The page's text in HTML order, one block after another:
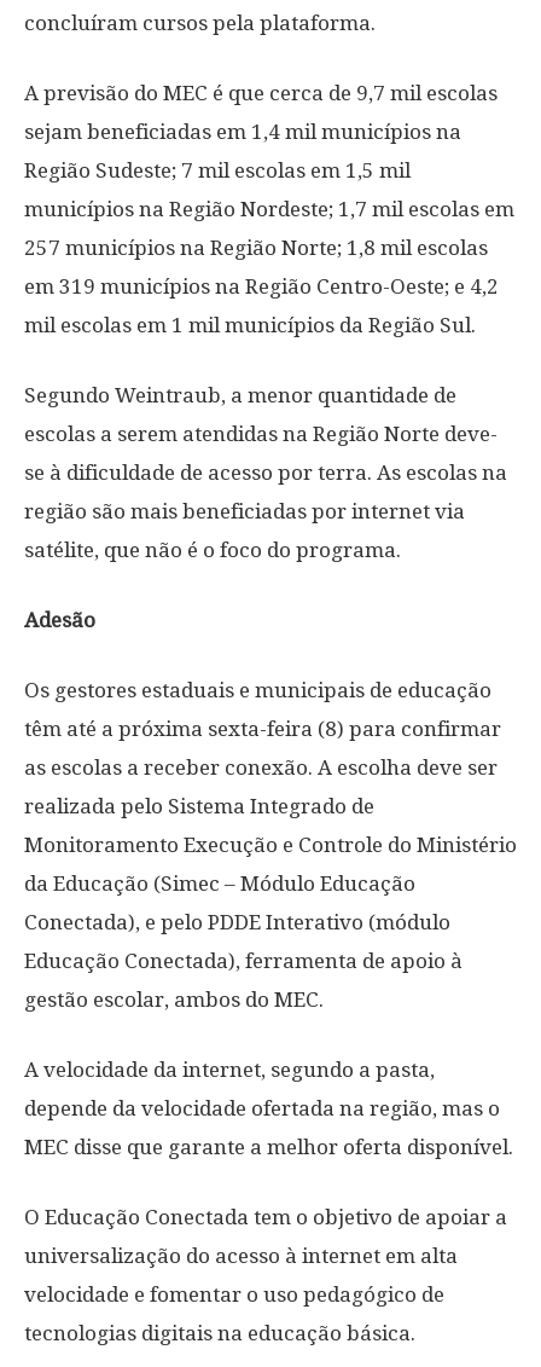
concluíram cursos pela plataforma.
A previsão do MEC é que cerca de 9,7 mil escolas
sejam beneficiadas em 1,4 mil municípios na
Região Sudeste; 7 mil escolas em 1,5 mil
municípios na Região Nordeste; 1,7 mil escolas em
257 municípios na Região Norte; 1,8 mil escolas
em 319 municípios na Região Centro-Oeste; e 4,2
mil escolas em 1 mil municípios da Região Sul.
Segundo Weintraub, a menor quantidade de
escolas a serem atendidas na Região Norte deve-
se à dificuldade de acesso por terra. As escolas na
região são mais beneficiadas por internet via
satélite, que não é o foco do programa.
Adesão
Os gestores estaduais e municipais de educação
têm até a próxima sexta-feira (8) para confirmar
as escolas a receber conexão. A escolha deve ser
realizada pelo Sistema Integrado de
Monitoramento Execução e Controle do Ministério
da Educação (Simec – Módulo Educação
Conectada), e pelo PDDE Interativo (módulo
Educação Conectada), ferramenta de apoio à
gestão escolar, ambos do MEC.
A velocidade da internet, segundo a pasta,
depende da velocidade ofertada na região, mas o
MEC disse que garante a melhor oferta disponível.
O Educação Conectada tem o objetivo de apoiar a
universalização do acesso à internet em alta
velocidade e fomentar o uso pedagógico de
tecnologias digitais na educação básica.